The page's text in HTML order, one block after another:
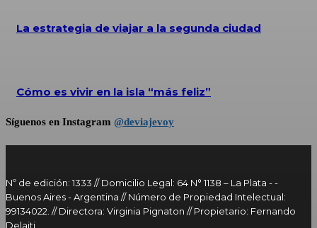
La estrategia de viajar a la segunda ciudad
Cómo es vivir en la isla “más feliz”
Síguenos en Instagram @deviajevoy
Nº de edición: 1333 // Domicilio Legal: 64 N° 1138 – La Plata - -
Buenos Aires - Argentina // Número de Propiedad Intelectual:
99134022. // Directora: Virginia Pignaton // Propietario: Fernando
Delaiti